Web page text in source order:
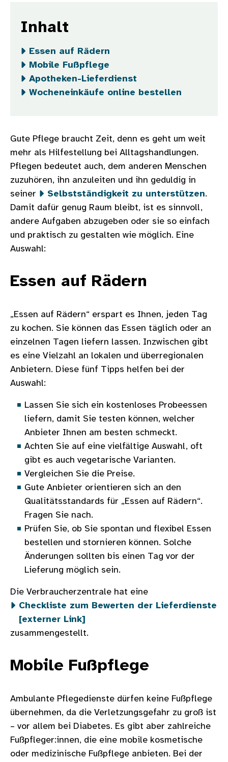
Inhalt
Essen auf Rädern
Mobile Fußpflege
Apotheken-Lieferdienst
Wocheneinkäufe online bestellen
Gute Pflege braucht Zeit, denn es geht um weit
mehr als Hilfestellung bei Alltagshandlungen.
Pflegen bedeutet auch, dem anderen Menschen
zuzuhören, ihn anzuleiten und ihn geduldig in
seiner
Selbstständigkeit zu unterstützen.
Damit dafür genug Raum bleibt, ist es sinnvoll,
andere Aufgaben abzugeben oder sie so einfach
und praktisch zu gestalten wie möglich. Eine
Auswahl:
Essen auf Rädern
„Essen auf Rädern“ erspart es Ihnen, jeden Tag
zu kochen. Sie können das Essen täglich oder an
einzelnen Tagen liefern lassen. Inzwischen gibt
es eine Vielzahl an lokalen und überregionalen
Anbietern. Diese fünf Tipps helfen bei der
Auswahl:
Lassen Sie sich ein kostenloses Probeessen
liefern, damit Sie testen können, welcher
Anbieter Ihnen am besten schmeckt.
Achten Sie auf eine vielfältige Auswahl, oft
gibt es auch vegetarische Varianten.
Vergleichen Sie die Preise.
Gute Anbieter orientieren sich an den
Qualitätsstandards für „Essen auf Rädern“.
Fragen Sie nach.
Prüfen Sie, ob Sie spontan und flexibel Essen
bestellen und stornieren können. Solche
Änderungen sollten bis einen Tag vor der
Lieferung möglich sein.
Die Verbraucherzentrale hat eine
Checkliste zum Bewerten der Lieferdienste
[externer Link]
zusammengestellt.
Mobile Fußpflege
Ambulante Pflegedienste dürfen keine Fußpflege
übernehmen, da die Verletzungsgefahr zu groß ist
– vor allem bei Diabetes. Es gibt aber zahlreiche
Fußpfleger:innen, die eine mobile kosmetische
oder medizinische Fußpflege anbieten. Bei der